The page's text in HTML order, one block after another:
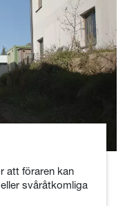
att föraren kan
svåråtkomliga